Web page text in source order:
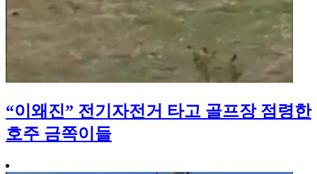
“이왜진” 전기자전거 타고 골프장 점령한
호주 금쪽이들